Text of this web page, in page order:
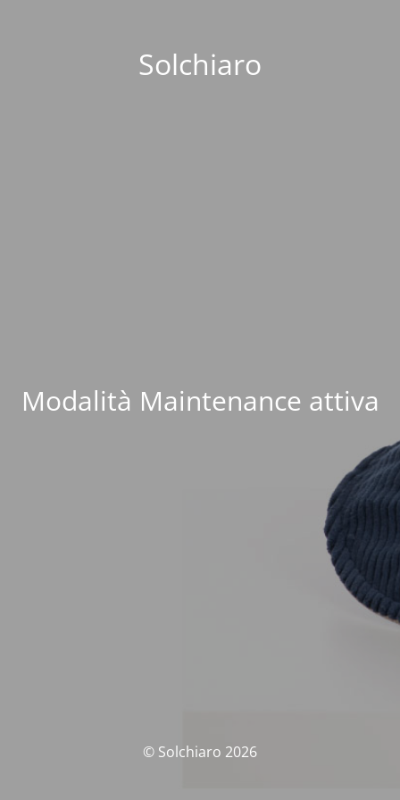
Solchiaro
Modalità Maintenance attiva
© Solchiaro 2026